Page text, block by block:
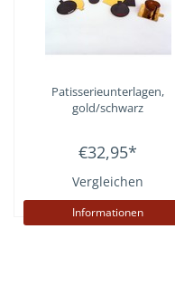
Patisserieunterlagen,
gold/schwarz
€32,95*
Vergleichen
Informationen